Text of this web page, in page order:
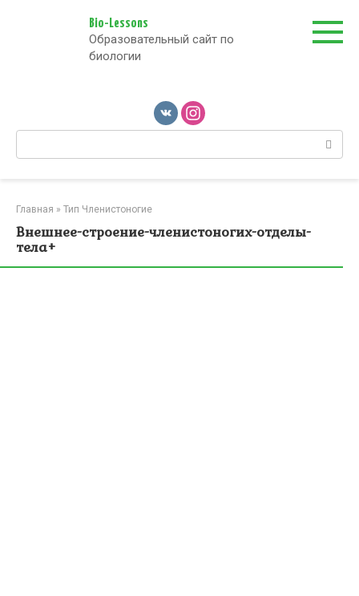
Bio-Lessons
Образовательный сайт по
биологии
Поиск:
Главная » Тип Членистоногие
Внешнее-строение-членистоногих-отделы-
тела+